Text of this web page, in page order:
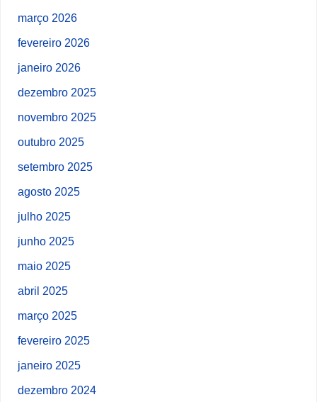
março 2026
fevereiro 2026
janeiro 2026
dezembro 2025
novembro 2025
outubro 2025
setembro 2025
agosto 2025
julho 2025
junho 2025
maio 2025
abril 2025
março 2025
fevereiro 2025
janeiro 2025
dezembro 2024